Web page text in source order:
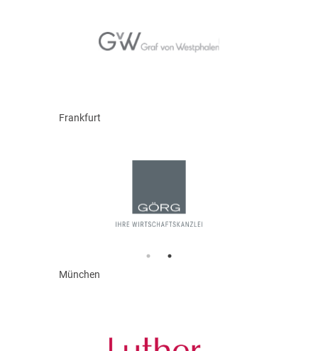
Frankfurt
München